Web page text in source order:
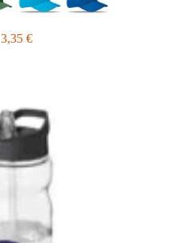
3,35 €